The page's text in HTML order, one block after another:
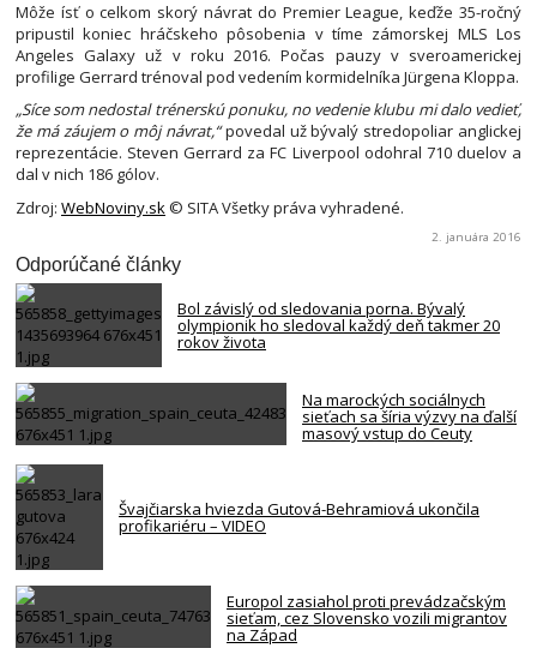
Môže ísť o celkom skorý návrat do Premier League, keďže 35-ročný
pripustil koniec hráčskeho pôsobenia v tíme zámorskej MLS Los
Angeles Galaxy už v roku 2016. Počas pauzy v sveroamerickej
profilige Gerrard trénoval pod vedením kormidelníka Jürgena Kloppa.
„Síce som nedostal trénerskú ponuku, no vedenie klubu mi dalo vedieť,
že má záujem o môj návrat,“povedal už bývalý stredopoliar anglickej
reprezentácie. Steven Gerrard za FC Liverpool odohral 710 duelov a
dal v nich 186 gólov.
Zdroj: WebNoviny.sk © SITA Všetky práva vyhradené.
2. januára 2016
Odporúčané články
Bol závislý od sledovania porna. Bývalý
olympionik ho sledoval každý deň takmer 20
rokov života
Na marockých sociálnych
sieťach sa šíria výzvy na ďalší
masový vstup do Ceuty
Švajčiarska hviezda Gutová-Behramiová ukončila
profikariéru – VIDEO
Europol zasiahol proti prevádzačským
sieťam, cez Slovensko vozili migrantov
na Západ